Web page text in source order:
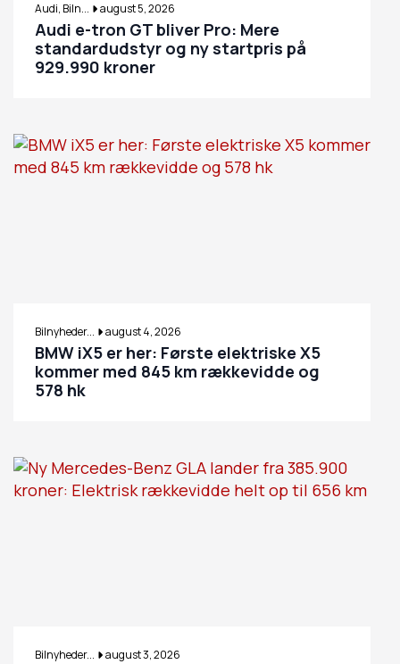
Audi, Biln... august 5, 2026
Audi e-tron GT bliver Pro: Mere
standardudstyr og ny startpris på
929.990 kroner
Bilnyheder... august 4, 2026
BMW iX5 er her: Første elektriske X5
kommer med 845 km rækkevidde og
578 hk
Bilnyheder... august 3, 2026